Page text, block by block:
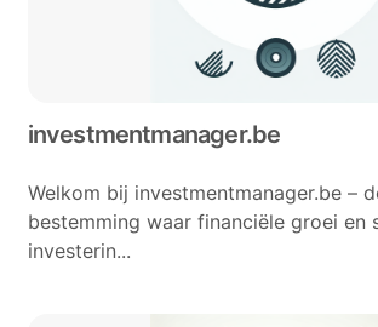
investmentmanager.be
Welkom bij investmentmanager.be –
bestemming waar financiële groei en
investerin...